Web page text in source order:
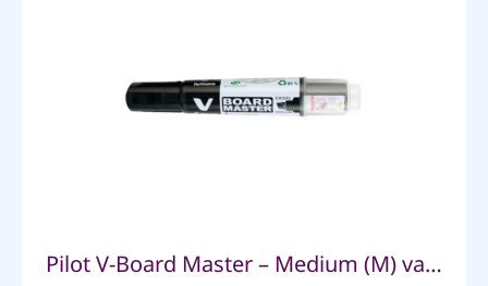
Pilot V-Board Master – Medium (M) valge tahvli marker (must)